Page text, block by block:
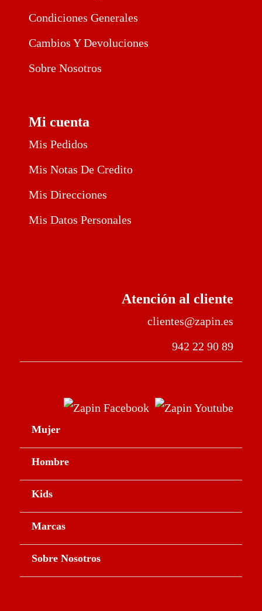
Condiciones Generales
Cambios Y Devoluciones
Sobre Nosotros
Mi cuenta
Mis Pedidos
Mis Notas De Credito
Mis Direcciones
Mis Datos Personales
Atención al cliente
clientes@zapin.es
942 22 90 89
Mujer
Hombre
Kids
Marcas
Sobre Nosotros